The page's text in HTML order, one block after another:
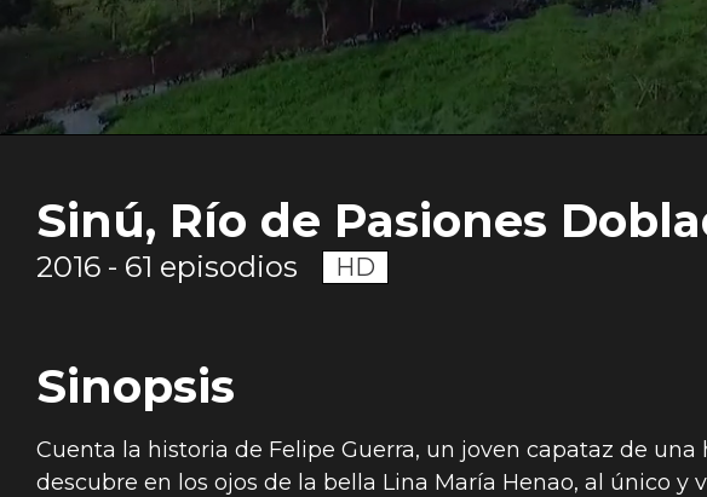
Sinú, Río de Pasiones
2016 - 61 episodios HD
Sinopsis
Cuenta la historia de Felipe Guerra, un joven capataz de
descubre en los ojos de la bella Lina María Henao, al único y